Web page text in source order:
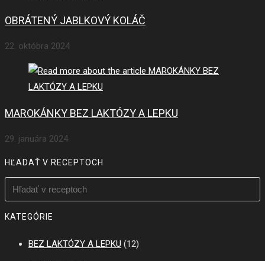
OBRÁTENÝ JABLKOVÝ KOLÁČ
22. októbra 2024
MAROKÁNKY BEZ LAKTÓZY A LEPKU
29. januára 2024
HĽADAŤ V RECEPTOCH
KATEGÓRIE
BEZ LAKTÓZY A LEPKU (12)